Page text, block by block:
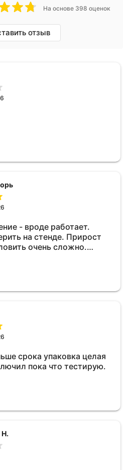
На основе 398 оценок
отзыв
- вроде работает.
на стенде. Прирост
очень сложно.
и посмотрю, что
срока упаковка целая
пока что тестирую.
Н.